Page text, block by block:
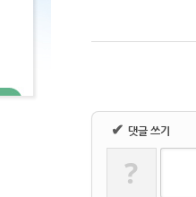
✔ 댓글 쓰기
?